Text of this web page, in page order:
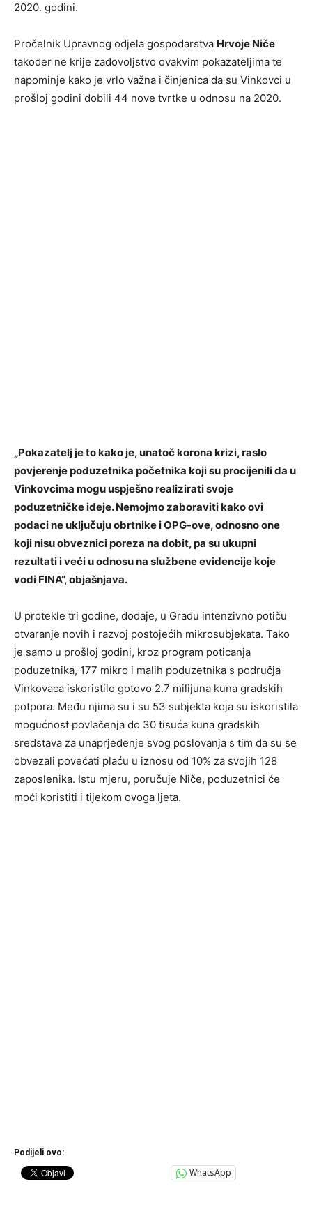
2020. godini.
Pročelnik Upravnog odjela gospodarstva Hrvoje Niče
također ne krije zadovoljstvo ovakvim pokazateljima te
napominje kako je vrlo važna i činjenica da su Vinkovci u
prošloj godini dobili 44 nove tvrtke u odnosu na 2020.
„Pokazatelj je to kako je, unatoč korona krizi, raslo
povjerenje poduzetnika početnika koji su procijenili da u
Vinkovcima mogu uspješno realizirati svoje
poduzetničke ideje. Nemojmo zaboraviti kako ovi
podaci ne uključuju obrtnike i OPG-ove, odnosno one
koji nisu obveznici poreza na dobit, pa su ukupni
rezultati i veći u odnosu na službene evidencije koje
vodi FINA“, objašnjava.
U protekle tri godine, dodaje, u Gradu intenzivno potiču
otvaranje novih i razvoj postojećih mikrosubjekata. Tako
je samo u prošloj godini, kroz program poticanja
poduzetnika, 177 mikro i malih poduzetnika s područja
Vinkovaca iskoristilo gotovo 2.7 milijuna kuna gradskih
potpora. Među njima su i su 53 subjekta koja su iskoristila
mogućnost povlačenja do 30 tisuća kuna gradskih
sredstava za unaprjeđenje svog poslovanja s tim da su se
obvezali povećati plaću u iznosu od 10% za svojih 128
zaposlenika. Istu mjeru, poručuje Niče, poduzetnici će
moći koristiti i tijekom ovoga ljeta.
Podijeli ovo:
WhatsApp